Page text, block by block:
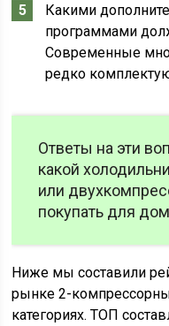
Какими
программами
Современные
редко
Ответы на эти
какой
или
покупать для
Ниже мы составили
рынке 2-
категориях. ТОП